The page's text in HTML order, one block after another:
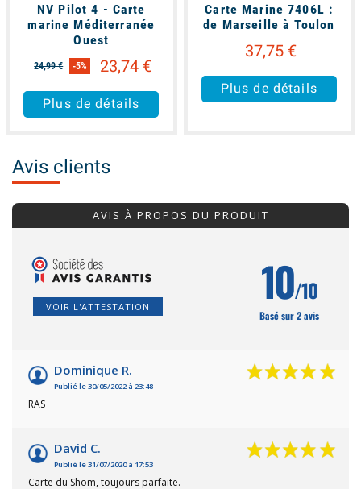
NV Pilot 4 - Carte
marine Méditerranée
Ouest
24,99 € -5% 23,74 €
Plus de détails
Carte Marine 7406L :
de Marseille à Toulon
37,75 €
Plus de détails
Avis clients
AVIS À PROPOS DU PRODUIT
VOIR L'ATTESTATION 10/10
Basé sur 2 avis
Dominique R.
Publié le 30/05/2022 à 23:48
RAS
David C.
Publié le 31/07/2020 à 17:53
Carte du Shom, toujours parfaite.